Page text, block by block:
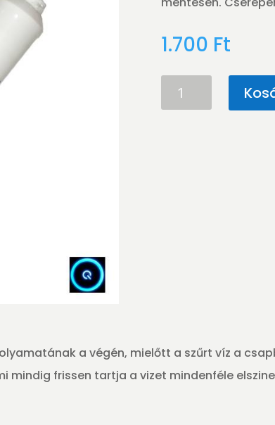
1.700 Ft
GAC
a végén, mielőtt a szűrt víz a
mindig frissen tartja a vizet mindenféle